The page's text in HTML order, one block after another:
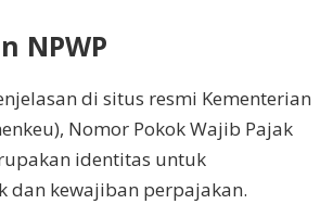
NPWP
di situs resmi Kementerian
Nomor Pokok Wajib Pajak
identitas untuk
dan kewajiban perpajakan.